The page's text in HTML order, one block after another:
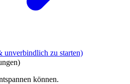
unverbindlich zu starten)
können.